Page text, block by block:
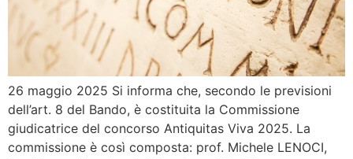
26 maggio 2025 Si informa che, secondo le previsioni
dell’art. 8 del Bando, è costituita la Commissione
giudicatrice del concorso Antiquitas Viva 2025. La
commissione è così composta: prof. Michele LENOCI,